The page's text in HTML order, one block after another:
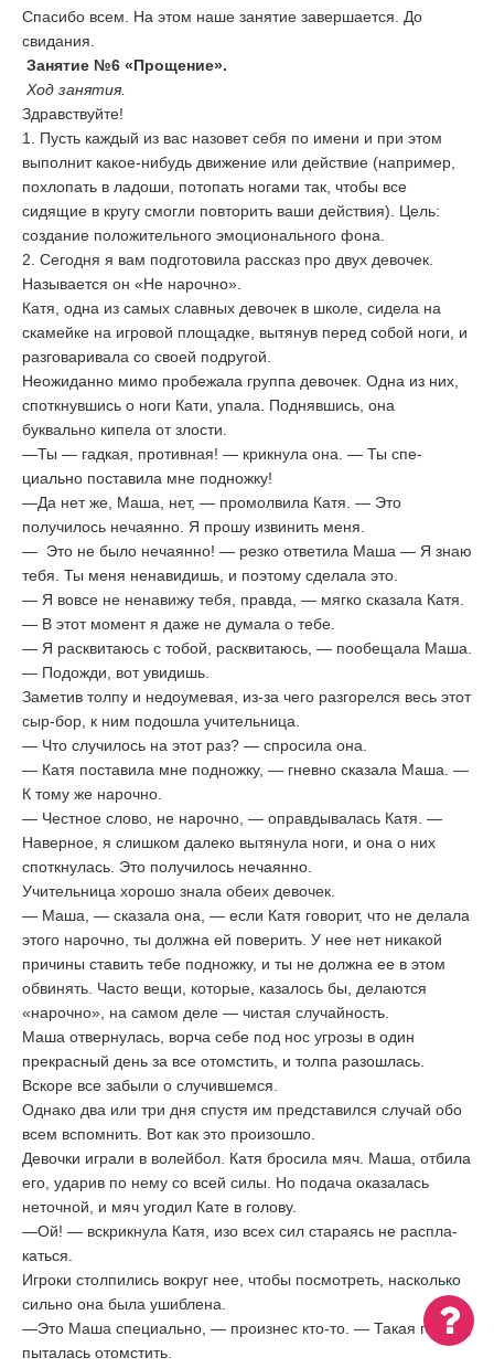
Спасибо всем. На этом наше занятие завершается. До
свидания.
Занятие №6 «Прощение».
Ход занятия.
Здравствуйте!
1. Пусть каждый из вас назовет себя по имени и при этом
выполнит какое-нибудь движение или действие (например,
похлопать в ладоши, потопать ногами так, чтобы все
сидящие в кругу смогли повторить ваши действия). Цель:
создание положительного эмоционального фона.
2. Сегодня я вам подготовила рассказ про двух девочек.
Называется он «Не нарочно».
Катя, одна из самых славных девочек в школе, сидела на
скамейке на игровой площадке, вытянув перед собой ноги, и
разговаривала со своей подругой.
Неожиданно мимо пробежала группа девочек. Одна из них,
споткнувшись о ноги Кати, упала. Поднявшись, она
буквально кипела от злости.
—Ты — гадкая, противная! — крикнула она. — Ты спе­
циально поставила мне подножку!
—Да нет же, Маша, нет, — промолвила Катя. — Это
получилось нечаянно. Я прошу извинить меня.
— Это не было нечаянно! — резко ответила Маша — Я знаю
тебя. Ты меня ненавидишь, и поэтому сделала это.
— Я вовсе не ненавижу тебя, правда, — мягко сказала Катя.
— В этот момент я даже не думала о тебе.
— Я расквитаюсь с тобой, расквитаюсь, — пообещала Маша.
— Подожди, вот увидишь.
Заметив толпу и недоумевая, из-за чего разгорелся весь этот
сыр-бор, к ним подошла учительница.
— Что случилось на этот раз? — спросила она.
— Катя поставила мне подножку, — гневно сказала Маша. —
К тому же нарочно.
— Честное слово, не нарочно, — оправдывалась Катя. —
Наверное, я слишком далеко вытянула ноги, и она о них
споткнулась. Это получилось нечаянно.
Учительница хорошо знала обеих девочек.
— Маша, — сказала она, — если Катя говорит, что не делала
этого нарочно, ты должна ей поверить. У нее нет никакой
причины ставить тебе подножку, и ты не должна ее в этом
обвинять. Часто вещи, которые, каза­лось бы, делаются
«нарочно», на самом деле — чистая случайность.
Маша отвернулась, ворча себе под нос угрозы в один
прекрасный день за все отомстить, и толпа разошлась.
Вскоре все забыли о случившемся.
Однако два или три дня спустя им представился случай обо
всем вспомнить. Вот как это произошло.
Девочки играли в волейбол. Катя бросила мяч. Маша, отбила
его, ударив по нему со всей силы. Но подача оказалась
неточной, и мяч угодил Кате в голову.
—Ой! — вскрик­нула Катя, изо всех сил стараясь не распла­
каться.
Игроки столпи­лись вокруг нее, чтобы посмотреть, насколько
сильно она была ушиб­лена.
—Это Маша специально, — произнес кто-то. — Та­кая гадкая,
пыталась отомстить.